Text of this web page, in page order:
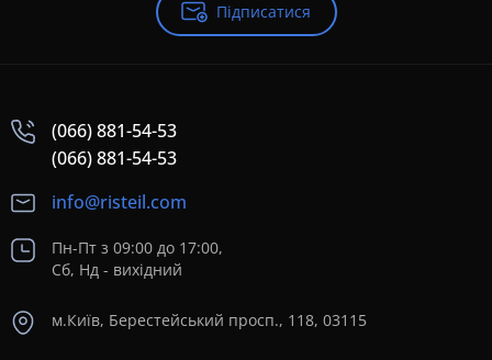
Підписатися
(066) 881-54-53
(066) 881-54-53
info@risteil.com
Пн-Пт з 09:00 до 17:00,
Сб, Нд - вихідний
м.Київ, Берестейський просп., 118, 03115